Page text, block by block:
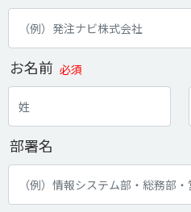
お名前 必須
部署名